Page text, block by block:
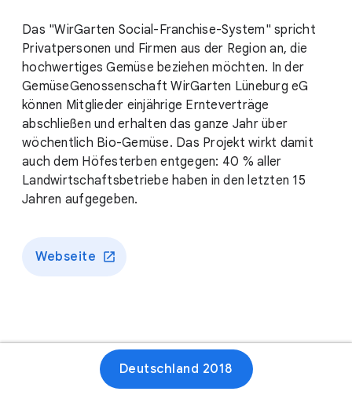
Das "WirGarten Social-Franchise-System" spricht
Privatpersonen und Firmen aus der Region an, die
hochwertiges Gemüse beziehen möchten. In der
GemüseGenossenschaft WirGarten Lüneburg eG
können Mitglieder einjährige Ernteverträge
abschließen und erhalten das ganze Jahr über
wöchentlich Bio-Gemüse. Das Projekt wirkt damit
auch dem Höfesterben entgegen: 40 % aller
Landwirtschaftsbetriebe haben in den letzten 15
Jahren aufgegeben.
Webseite
Deutschland 2018